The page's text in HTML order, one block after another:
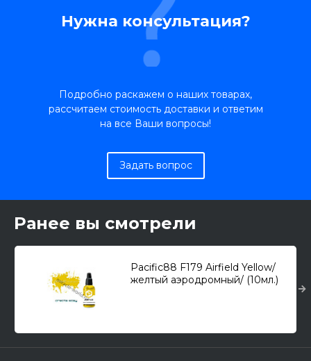
Нужна консультация?
Подробно раскажем о наших товарах,
рассчитаем стоимость доставки и ответим
на все Ваши вопросы!
Задать вопрос
Ранее вы смотрели
Pacific88 F179 Airfield Yellow/
желтый аэродромный/ (10мл.)